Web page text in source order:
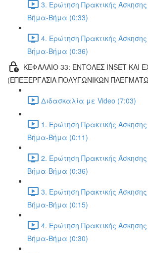
3. Ερώτηση Πρακτικής
Βήμα-Βήμα (0:33)
4. Ερώτηση Πρακτικής
Βήμα-Βήμα (0:36)
ΚΕΦΑΛΑΙΟ 33: ΕΝΤΟΛΕΣ INSET ΚΑΙ
(ΕΠΕΞΕΡΓΑΣΙΑ ΠΟΛΥΓΩΝΙΚΩΝ
Διδασκαλία με Video (7:03)
1. Ερώτηση Πρακτικής
Βήμα-Βήμα (0:11)
2. Ερώτηση Πρακτικής
Βήμα-Βήμα (0:36)
3. Ερώτηση Πρακτικής
Βήμα-Βήμα (0:15)
4. Ερώτηση Πρακτικής
Βήμα-Βήμα (0:30)